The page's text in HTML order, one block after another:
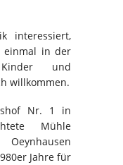
interessiert,
einmal in der
und
willkommen.
Nr. 1 in
Mühle
Jahre für